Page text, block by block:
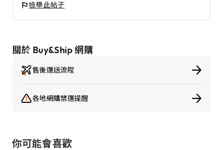
檢舉此帖子
關於 Buy&Ship 網購
售後運送流程
各地網購禁運提醒
你可能會喜歡